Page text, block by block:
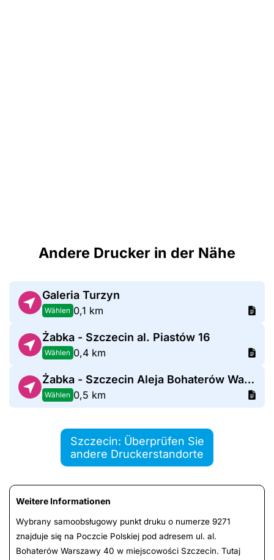
Andere Drucker in der Nähe
Galeria Turzyn
Wählen 0,1 km
Żabka - Szczecin al. Piastów 16
Wählen 0,4 km
Żabka - Szczecin Aleja Bohaterów Warszawy 83a
Wählen 0,5 km
Szczecin: Überprüfen Sie
andere Druckerstandorte
Weitere Informationen
Wybrany samoobsługowy punkt druku o numerze 9271
znajduje się na Poczcie Polskiej pod adresem ul. al.
Bohaterów Warszawy 40 w miejscowości Szczecin. Tutaj